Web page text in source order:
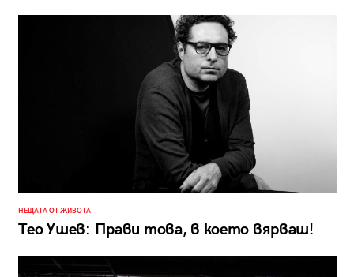
НЕЩАТА ОТ ЖИВОТА
Тео Ушев: Прави това, в което вярваш!